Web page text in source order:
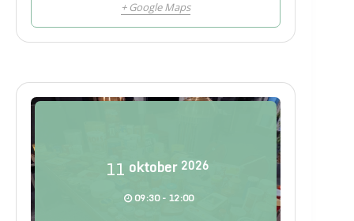
+ Google Maps
11 oktober 2026
09:30 - 12:00